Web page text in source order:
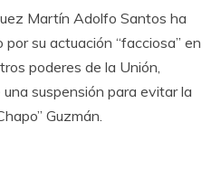
Martín Adolfo Santos ha
su actuación “facciosa” en
poderes de la Unión,
suspensión para evitar la
Guzmán.